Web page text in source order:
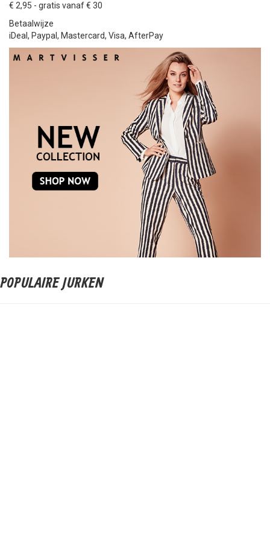
€ 2,95 - gratis vanaf € 30
Betaalwijze
iDeal, Paypal, Mastercard, Visa, AfterPay
POPULAIRE JURKEN